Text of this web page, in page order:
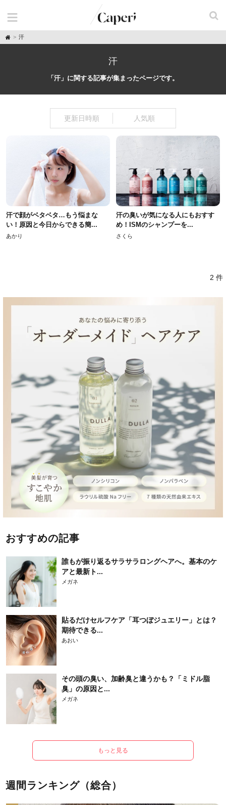
H
o
汗
汗
「汗」に関する記事が集まったページです。
更新日時順 人気順
汗で顔がベタベタ…もう悩まな
い！原因と今日からできる簡...
あかり
汗の臭いが気になる人にもおすす
め！ISMのシャンプーを...
さくら
2 件
おすすめの記事
誰もが振り返るサラサラロングヘアへ。基本のケ
アと最新ト...
メガネ
貼るだけセルフケア「耳つぼジュエリー」とは？
期待できる...
あおい
その頭の臭い、加齢臭と違うかも？「ミドル脂
臭」の原因と...
メガネ
もっと見る
週間ランキング（総合）